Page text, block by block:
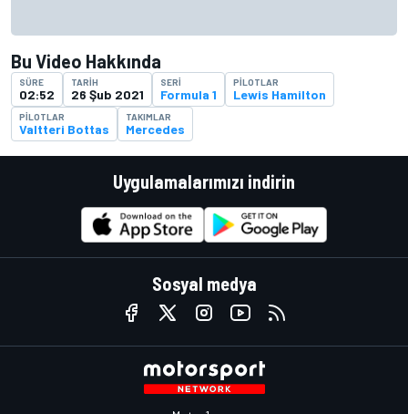
Bu Video Hakkında
SÜRE
02:52
TARIH
26 Şub 2021
SERI
Formula 1
PILOTLAR
Lewis Hamilton
PILOTLAR
Valtteri Bottas
TAKIMLAR
Mercedes
Uygulamalarımızı indirin
Sosyal medya